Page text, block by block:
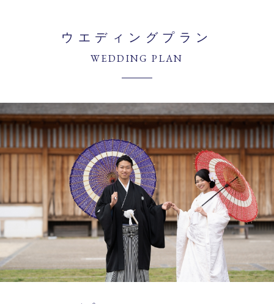
ウエディングプラン
WEDDING PLAN